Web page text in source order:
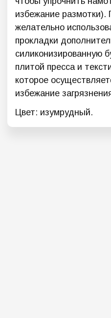
избежание размотки).
желательно
прокладки
силиконизированную
плитой пресса и
которое
избежание
Цвет: изумрудный.